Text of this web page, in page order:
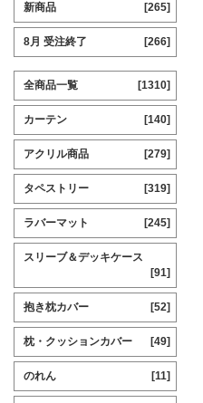
新商品 [265]
8月 受注終了 [266]
全商品一覧 [1310]
カーテン [140]
アクリル商品 [279]
タペストリー [319]
ラバーマット [245]
スリーブ＆デッキケース
[91]
抱き枕カバー [52]
枕・クッションカバー [49]
のれん [11]